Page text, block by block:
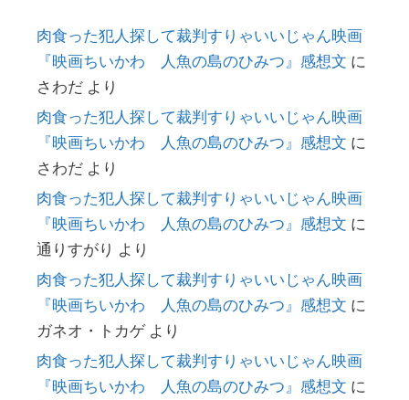
肉食った犯人探して裁判すりゃいいじゃん映画
『映画ちいかわ 人魚の島のひみつ』感想文 に
さわだ より
肉食った犯人探して裁判すりゃいいじゃん映画
『映画ちいかわ 人魚の島のひみつ』感想文 に
さわだ より
肉食った犯人探して裁判すりゃいいじゃん映画
『映画ちいかわ 人魚の島のひみつ』感想文 に
通りすがり より
肉食った犯人探して裁判すりゃいいじゃん映画
『映画ちいかわ 人魚の島のひみつ』感想文 に
ガネオ・トカゲより
肉食った犯人探して裁判すりゃいいじゃん映画
『映画ちいかわ 人魚の島のひみつ』感想文 に